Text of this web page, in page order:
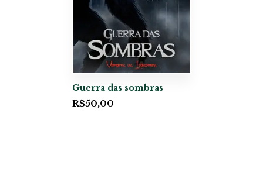
Guerra das sombras
R$50,00